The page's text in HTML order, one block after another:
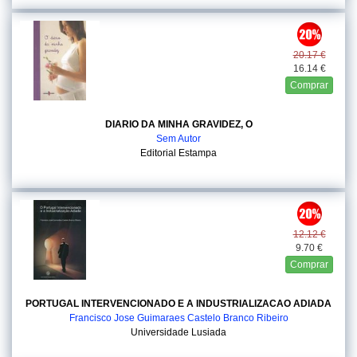
20.17 €
16.14 €
Comprar
DIARIO DA MINHA GRAVIDEZ, O
Sem Autor
Editorial Estampa
12.12 €
9.70 €
Comprar
PORTUGAL INTERVENCIONADO E A INDUSTRIALIZACAO ADIADA
Francisco Jose Guimaraes Castelo Branco Ribeiro
Universidade Lusiada